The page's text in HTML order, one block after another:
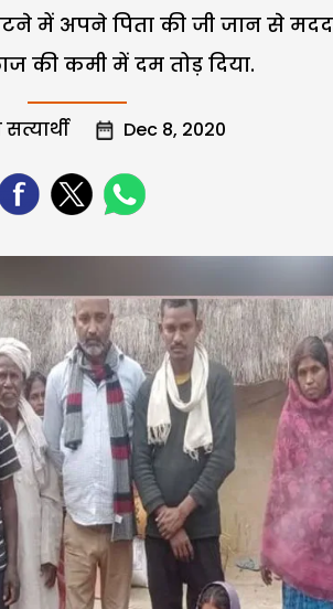
में अपने पिता की जी जान से
की कमी में दम तोड़ दिया.
Dec 8, 2020